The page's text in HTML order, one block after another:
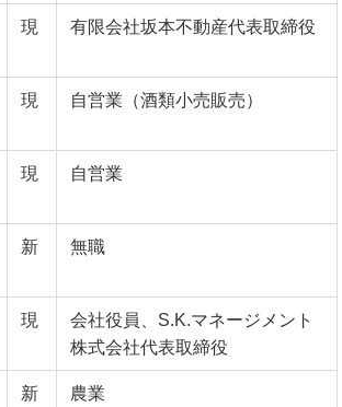
現 有限会社坂本不動産代表取締役
現 自営業（酒類小売販売）
現 自営業
新 無職
現
会社役員、S.K.マネージメント
株式会社代表取締役
新 農業